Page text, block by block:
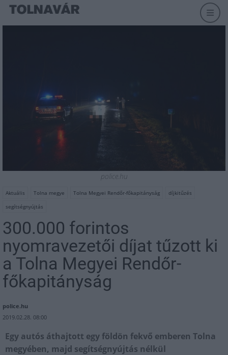
police.hu
Aktuális Tolna megye Tolna Megyei Rendőr-főkapitányság
díjkitűzés
segítségnyújtás
300.000 forintos
nyomravezetői díjat tűzott ki
a Tolna Megyei Rendőr-
főkapitányság
police.hu
2019.02.28. 08:00
Egy autós áthajtott egy földön fekvő emberen Tolna
megyében, majd segítségnyújtás nélkül